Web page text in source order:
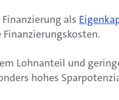
als
Lohnanteil und
hohes